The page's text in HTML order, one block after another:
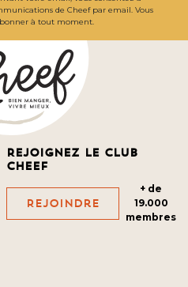
de Cheef par email. Vous
à tout moment.
Rejoignez le club
cheef
Rejoindre
+ de
19.000
membres